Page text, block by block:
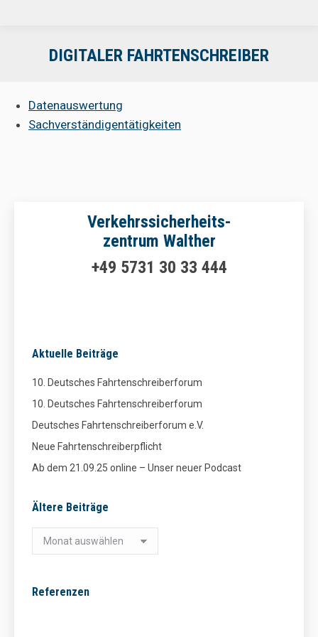
DIGITALER FAHRTENSCHREIBER
Datenauswertung
Sachverständigentätigkeiten
Verkehrssicherheits-
zentrum Walther
+49 5731 30 33 444
Aktuelle Beiträge
10. Deutsches Fahrtenschreiberforum
10. Deutsches Fahrtenschreiberforum
Deutsches Fahrtenschreiberforum e.V.
Neue Fahrtenschreiberpflicht
Ab dem 21.09.25 online – Unser neuer Podcast
Ältere Beiträge
Ältere
Beiträge
Referenzen